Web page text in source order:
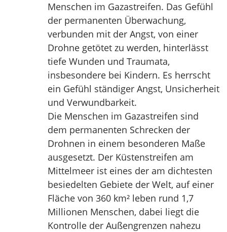
Menschen im Gazastreifen. Das Gefühl
der permanenten Überwachung,
verbunden mit der Angst, von einer
Drohne getötet zu werden, hinterlässt
tiefe Wunden und Traumata,
insbesondere bei Kindern. Es herrscht
ein Gefühl ständiger Angst, Unsicherheit
und Verwundbarkeit.
Die Menschen im Gazastreifen sind
dem permanenten Schrecken der
Drohnen in einem besonderen Maße
ausgesetzt. Der Küstenstreifen am
Mittelmeer ist eines der am dichtesten
besiedelten Gebiete der Welt, auf einer
Fläche von 360 km² leben rund 1,7
Millionen Menschen, dabei liegt die
Kontrolle der Außengrenzen nahezu